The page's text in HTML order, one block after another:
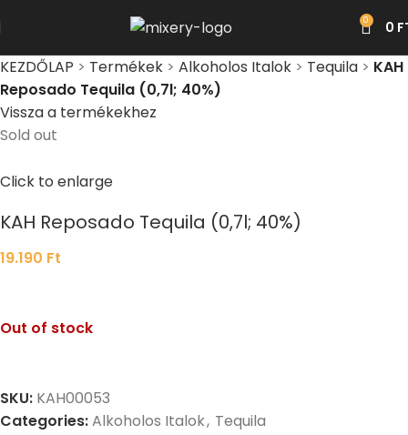
0 0
KEZDŐLAP > Termékek > Alkoholos Italok > Tequila > KAH
Reposado Tequila (0,7l; 40%)
Vissza a termékekhez
Sold out
Click to enlarge
KAH Reposado Tequila (0,7l; 40%)
19.190 Ft
Out of stock
SKU: KAH00053
Categories:Alkoholos Italok, Tequila